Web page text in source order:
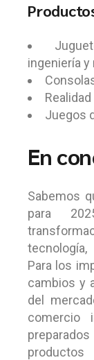
ingeniería
Juegos
En
Sabemos
para
Para los
cambios y
del
comercio